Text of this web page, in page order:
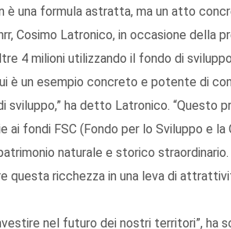
è una formula astratta, ma un atto
Cosimo Latronico, in occasione della
4 milioni utilizzando il fondo di
è un esempio concreto e potente di
sviluppo,” ha detto Latronico. “Questo
ai fondi FSC (Fondo per lo Sviluppo e la
naturale e storico
questa ricchezza in una leva di
nel futuro dei nostri territori”, ha